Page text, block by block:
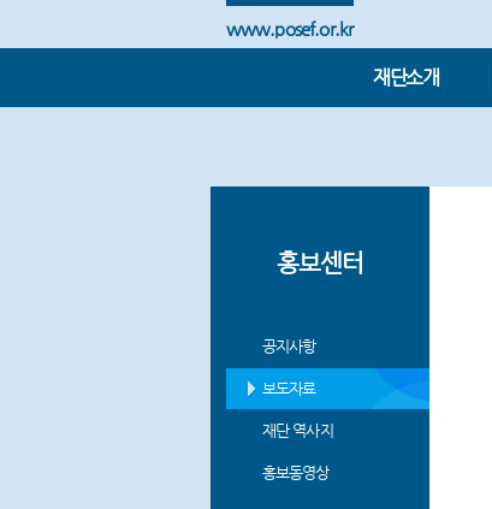
www.posef.or.kr
재단소개
홍보센터
공지사항
보도자료
재단 역사지
홍보동영상